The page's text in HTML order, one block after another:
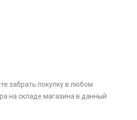
забрать покупку в любом
на складе магазина в данный